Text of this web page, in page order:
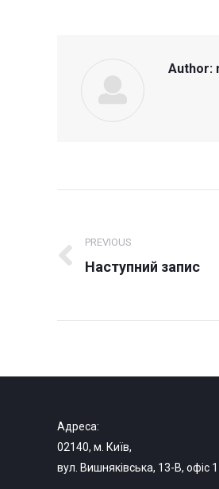
Author:
navigation
PREVIOUS
Previous
Наступний запис
Адреса:
02140, м. Київ,
вул. Вишняківська, 13-В, офіс 1